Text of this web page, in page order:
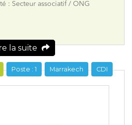
: Secteur associatif / ONG
la suite
CDI
Marrakech
Poste : 1